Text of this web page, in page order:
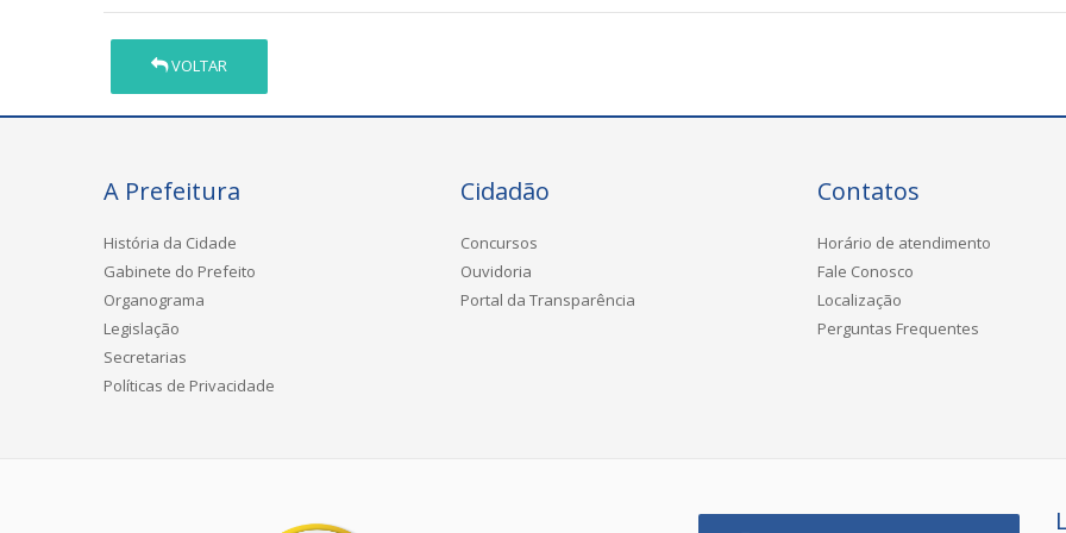
VOLTAR
A Prefeitura
História da Cidade
Gabinete do Prefeito
Organograma
Legislação
Secretarias
Políticas de Privacidade
Cidadão
Concursos
Ouvidoria
Portal da Transparência
Contatos
Horário de atendimento
Fale Conosco
Localização
Perguntas Frequentes